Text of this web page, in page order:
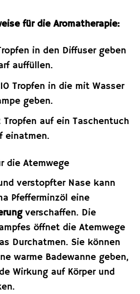
für die Aromatherapie:
in den Diffuser geben
auffüllen.
Tropfen in die mit Wasser
geben.
auf ein Taschentuch
einatmen.
die Atemwege
verstopfter Nase kann
Pfefferminzöl eine
verschaffen. Die
öffnet die Atemwege
Durchatmen. Sie können
warme Badewanne geben,
Wirkung auf Körper und